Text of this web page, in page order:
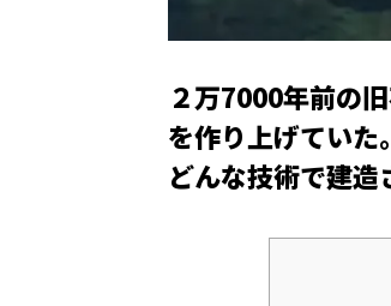
２万7000年前の
を作り上げていた
どんな技術で建造